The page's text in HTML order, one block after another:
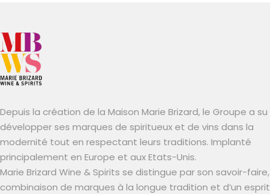
Depuis la création de la Maison Marie Brizard, le Groupe a su
développer ses marques de spiritueux et de vins dans la
modernité tout en respectant leurs traditions. Implanté
principalement en Europe et aux Etats-Unis.
Marie Brizard Wine & Spirits se distingue par son savoir-faire,
combinaison de marques à la longue tradition et d’un esprit